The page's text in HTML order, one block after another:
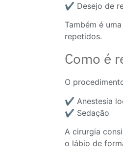
✔️ Desejo de
Também é
repetidos.
Como é
O
✔️ Anestesia
✔️ Sedação
A cirurgia
o lábio de